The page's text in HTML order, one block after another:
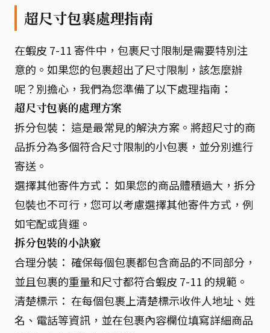
超尺寸包裹處理指南
在蝦皮 7-11 寄件中，包裹尺寸限制是需要特別注
意的。如果您的包裹超出了尺寸限制，該怎麼辦
呢？別擔心，我們為您準備了以下處理指南：
超尺寸包裹的處理方案
拆分包裝： 這是最常見的解決方案。將超尺寸的商
品拆分為多個符合尺寸限制的小包裹，並分別進行
寄送。
選擇其他寄件方式： 如果您的商品體積過大，拆分
包裝也不可行，您可以考慮選擇其他寄件方式，例
如宅配或貨運。
拆分包裝的小訣竅
合理分裝： 確保每個包裹都包含商品的不同部分，
並且包裹的重量和尺寸都符合蝦皮 7-11 的規範。
清楚標示： 在每個包裹上清楚標示收件人地址、姓
名、電話等資訊，並在包裹內容欄位填寫詳細商品